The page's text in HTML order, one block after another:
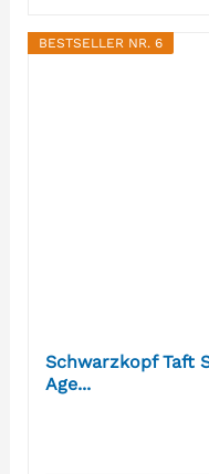
BESTSELLER NR. 6
Schwarzkopf Taft
Age...